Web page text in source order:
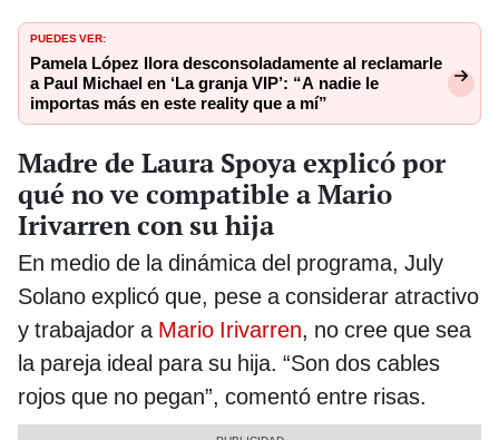
PUEDES VER:
Pamela López llora desconsoladamente al reclamarle
a Paul Michael en ‘La granja VIP’: “A nadie le
importas más en este reality que a mí”
Madre de Laura Spoya explicó por
qué no ve compatible a Mario
Irivarren con su hija
En medio de la dinámica del programa, July
Solano explicó que, pese a considerar atractivo
y trabajador a Mario Irivarren, no cree que sea
la pareja ideal para su hija. “Son dos cables
rojos que no pegan”, comentó entre risas.